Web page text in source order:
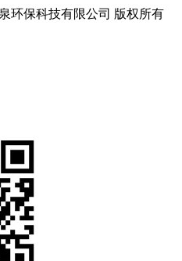
环保科技有限公司 版权所有